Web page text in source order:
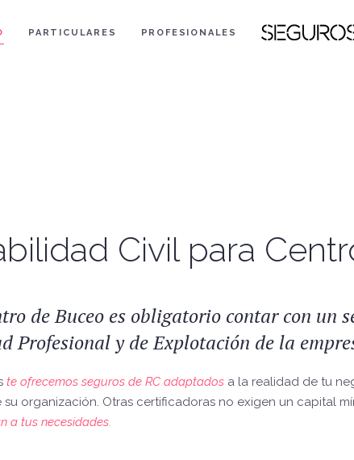
PARTICULARES PROFESIONALES
Civil para
de Buceo es obligatorio contar con un
Profesional y de Explotación de la
te ofrecemos seguros de RC adaptados a la realidad de tu
organización. Otras certificadoras no exigen un capital
a tus necesidades.